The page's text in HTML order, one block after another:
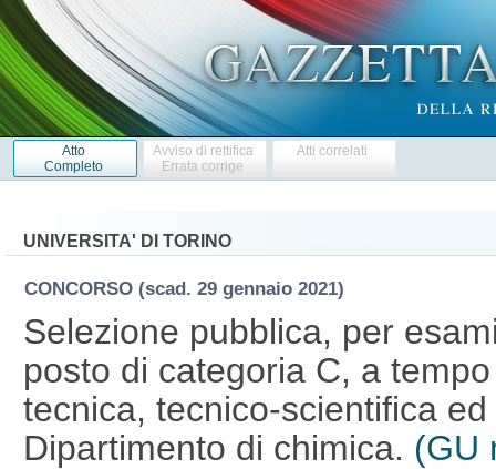
Atto
Completo
Avviso di rettifica
Errata corrige
Atti correlati
UNIVERSITA' DI TORINO
CONCORSO (scad. 29 gennaio 2021)
Selezione pubblica, per
posto di categoria C, a
tecnica, tecnico-scientifica
Dipartimento di chimica. (GU